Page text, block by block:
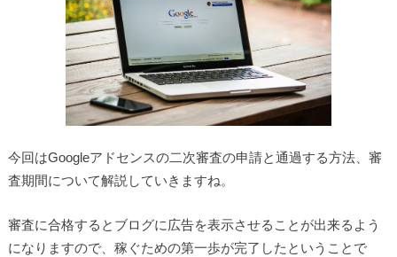
今回はGoogleアドセンスの二次審査の申請と通過する方法、審
査期間について解説していきますね。
審査に合格するとブログに広告を表示させることが出来るよう
になりますので、稼ぐための第一歩が完了したということで